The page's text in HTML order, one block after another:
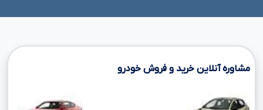
مشاوره آنلاین خرید و فروش خودرو